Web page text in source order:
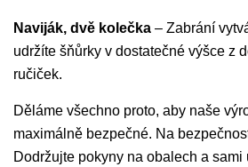
Naviják, dvě kolečka – Zabrání
udržíte šňůrky v dostatečné výšce z
ručiček.
Děláme všechno proto, aby naše
maximálně bezpečné. Na
Dodržujte pokyny na obalech a sami